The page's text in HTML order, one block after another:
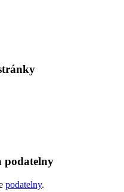
podatelny
podatelny.